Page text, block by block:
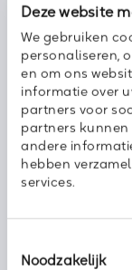
Deze website
We gebruiken
personaliseren,
en om ons
informatie over
partners voor
partners kunnen
andere
hebben
services.
Noodzakelijk
Axoft